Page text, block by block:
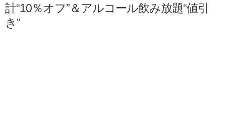
計“10％オフ”＆アルコール飲み放題“値引
き”